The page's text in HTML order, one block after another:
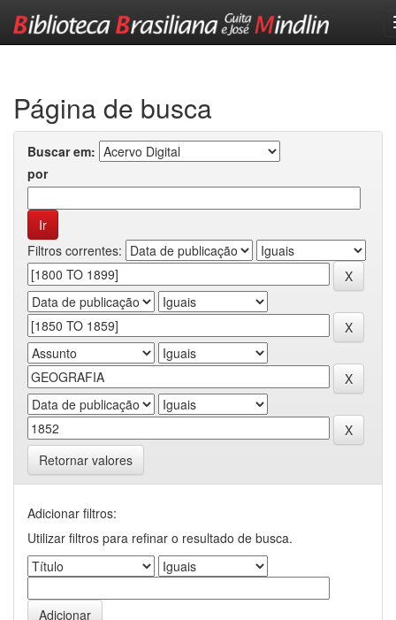
Página de busca
Buscar em:
por
Filtros correntes:
Retornar valores
Adicionar filtros:
Utilizar filtros para refinar o resultado de busca.